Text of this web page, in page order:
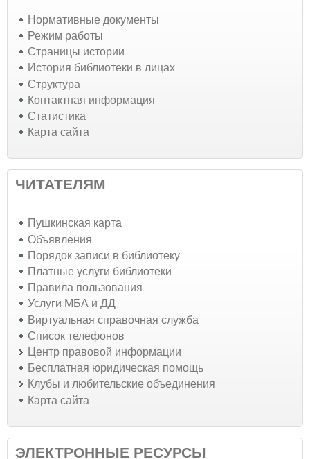
Нормативные документы
Режим работы
Страницы истории
История библиотеки в лицах
Структура
Контактная информация
Статистика
Карта сайта
ЧИТАТЕЛЯМ
Пушкинская карта
Объявления
Порядок записи в библиотеку
Платные услуги библиотеки
Правила пользования
Услуги МБА и ДД
Виртуальная справочная служба
Список телефонов
Центр правовой информации
Бесплатная юридическая помощь
Клубы и любительские объединения
Карта сайта
ЭЛЕКТРОННЫЕ РЕСУРСЫ